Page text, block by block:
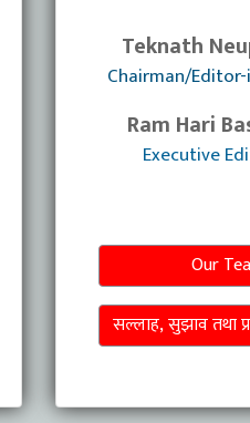
Teknath
Chairman/
Ram Hari
Executive
Our
सल्लाह, सुझाव तथा